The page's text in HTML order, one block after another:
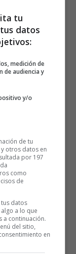
tu
datos
medición de
de audiencia y
y/o
de tu
otros datos en
por 197
como
de
datos
a lo que
a continuación.
del sitio,
en